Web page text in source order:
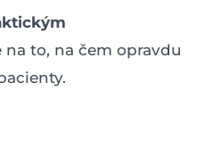
na to, na čem opravdu